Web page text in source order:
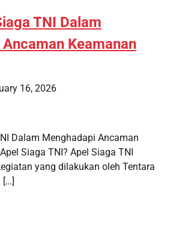
TNI Dalam
Keamanan
16, 2026
Dalam Menghadapi Ancaman
Siaga TNI? Apel Siaga TNI
yang dilakukan oleh Tentara
[…]